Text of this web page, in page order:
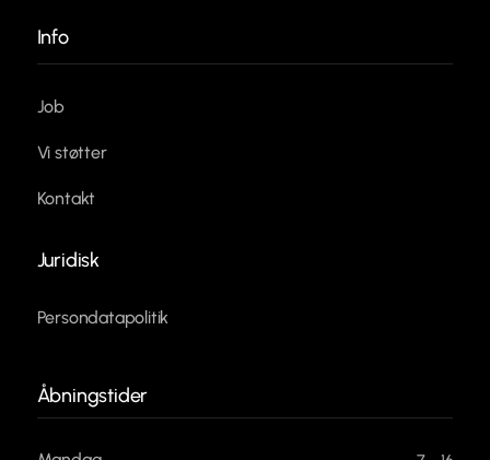
Info
Job
Vi støtter
Kontakt
Juridisk
Persondatapolitik
Åbningstider